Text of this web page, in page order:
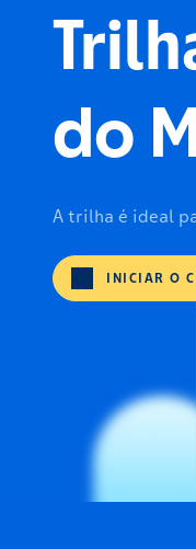
do
A trilha é ideal
INICIAR O